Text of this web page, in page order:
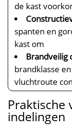
de kast
spanten en
kast om
Brandveilig
brandklasse
vluchtroute
Praktische
indelingen